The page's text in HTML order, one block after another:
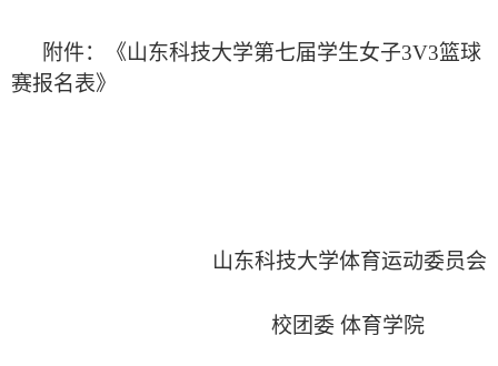
附件：《山东科技大学第七届学生女子3V3篮球
赛报名表》
山东科技大学体育运动委员会
校团委 体育学院